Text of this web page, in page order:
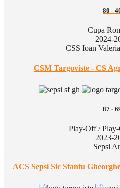
80 -
Cupa
2024-
CSS Ioan
CSM Targoviste - CS
87 -
Play-Off / Play-
2023-
Sepsi
ACS Sepsi Sic Sfantu